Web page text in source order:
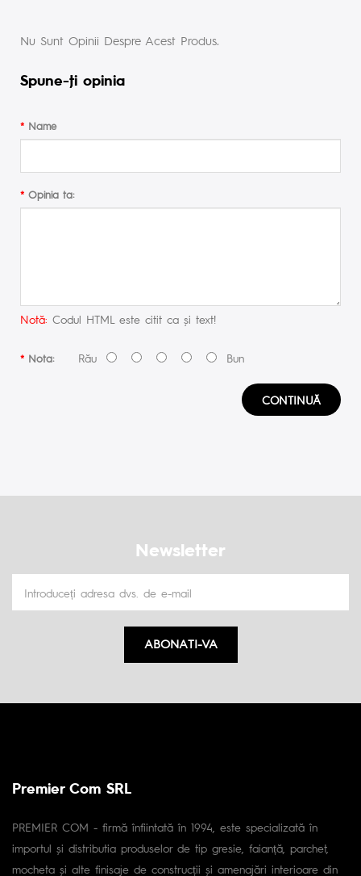
Nu Sunt Opinii Despre Acest Produs.
Spune-ţi opinia
Name
Opinia ta:
Notă: Codul HTML este citit ca şi text!
Nota:Rău Bun
CONTINUĂ
Newsletter
ABONATI-VA
Premier Com SRL
PREMIER COM - firmă înfiintată în 1994, este specializată în
importul și distributia produselor de tip gresie, faianță, parchet,
mocheta și alte finisaje de construcții și amenajări interioare din